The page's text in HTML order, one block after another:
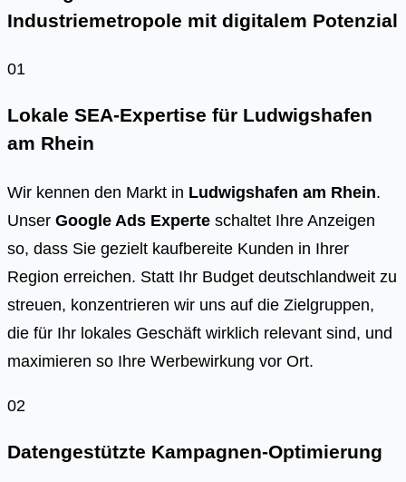
Industriemetropole mit digitalem Potenzial
01
Lokale SEA-Expertise für Ludwigshafen
am Rhein
Wir kennen den Markt in Ludwigshafen am Rhein.
Unser Google Ads Experte schaltet Ihre Anzeigen
so, dass Sie gezielt kaufbereite Kunden in Ihrer
Region erreichen. Statt Ihr Budget deutschlandweit zu
streuen, konzentrieren wir uns auf die Zielgruppen,
die für Ihr lokales Geschäft wirklich relevant sind, und
maximieren so Ihre Werbewirkung vor Ort.
02
Datengestützte Kampagnen-Optimierung